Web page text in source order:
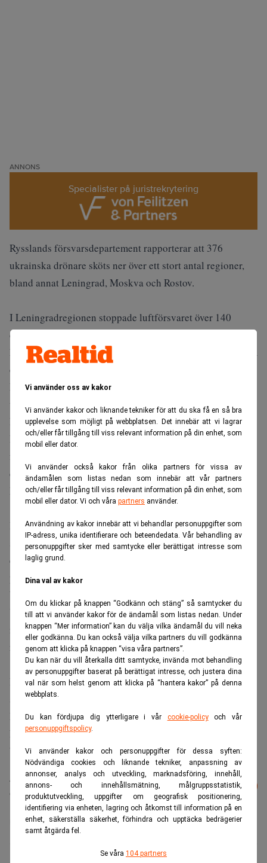
Vi använder oss av kakor
Vi använder kakor och liknande tekniker för att du ska få en så bra
upplevelse som möjligt på webbplatsen. Det innebär att vi lagrar
och/eller får tillgång till viss relevant information på din enhet, som
mobil eller dator.
Vi använder också kakor från olika partners för vissa av
ändamålen som listas nedan som innebär att vår partners
och/eller får tillgång till viss relevant information på din enhet, som
mobil eller dator. Vi och våra partners använder.
Användning av kakor innebär att vi behandlar personuppgifter som
IP-adress, unika identifierare och beteendedata. Vår behandling av
personuppgifter sker med samtycke eller berättigat intresse som
laglig grund.
Dina val av kakor
Om du klickar på knappen “Godkänn och stäng” så samtycker du
till att vi använder kakor för de ändamål som listas nedan. Under
knappen “Mer information” kan du välja vilka ändamål du vill neka
eller godkänna. Du kan också välja vilka partners du vill godkänna
genom att klicka på knappen “visa våra partners”.
Du kan när du vill återkalla ditt samtycke, invända mot behandling
av personuppgifter baserat på berättigat intresse, och justera dina
val när som helst genom att klicka på “hantera kakor” på denna
webbplats.
Du kan fördjupa dig ytterligare i vår cookie-policyoch vår
personuppgiftspolicy.
Vi använder kakor och personuppgifter för dessa syften:
Nödvändiga cookies och liknande tekniker, anpassning av
annonser, analys och utveckling, marknadsföring, innehåll,
annons- och innehållsmätning, målgruppsstatistik,
produktutveckling, uppgifter om geografisk positionering,
identifiering via enheten, lagring och åtkomst till information på en
enhet, säkerställa säkerhet, förhindra och upptäcka bedrägerier
samt åtgärda fel.
Se våra 104 partners
ANNONS
Specialister på juristrekrytering
Rysslands försvarsdepartement rapporterar att 376
ukrainska drönare sköts ner över ett stort antal regioner,
bland annat Leningrad, Moskva och Rostov.
I Leningradregionen stoppade luftförsvaret över 140
drönare, och myndigheterna uppmanade invånarna att
hålla sig inomhus under angreppen. I Tverregionen omkom
en man när drönarspill träffade ett bostadsområde.
Läs också:Ryssland säger sig slå guldrekord – experterna
tvivlar – Realtid
Energianläggningar utsatta
Drönarvågen sammanföll med presidentVladimir Putins
framträdande på SPIEF, där han försökte signalera
ekonomisk stabilitet och locka investerare, rapporterar
Moscow Times.
I stället fick forumets avslutning prägel av ökade
säkerhetsrisker och osäkerhet kring landets
energiinfrastruktur – faktorer som kan höja riskpremien
på ryska tillgångar.
Ukraina: ”Rättvist svar”
Ukrainas säkerhetstjänst SBU uppger att attackerna
riktades mot en marinbas i Kronstadt och ett militärlager i
regionen.
President Volodymyr Zelenskybeskriver drönarvågen
som ett ”rättvist svar” på rysk aggression och kritiserar
Putins beslut att avfärda samtal.
Läs också:Ryssland går 260 miljarder back på kriget:
”Har inte oändliga reserver” – Realtid
Läs mer från Realtid - vårt nyhetsbrev
är kostnadsfritt:
Prenumerera
olja Ryssland SPIEF Ukraina